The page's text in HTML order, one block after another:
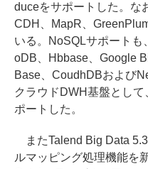
duceをサポートした。な
CDH、MapR、
いる。NoSQLサポートも
oDB、Hbbase、Google
Base、CoudhDBおよび
クラウドDWH基盤とし
ポートした。
またTalend Big Data
ルマッピング処理機能を